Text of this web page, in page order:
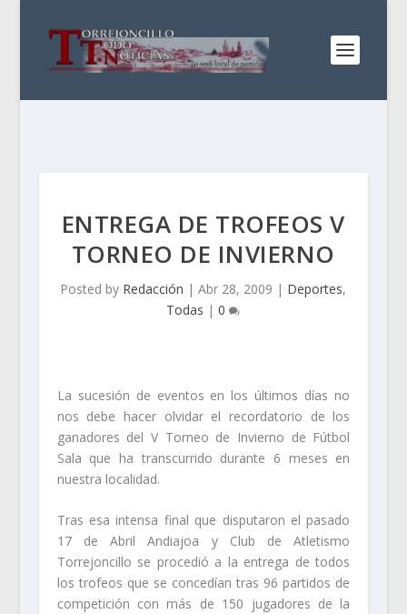
ENTREGA DE TROFEOS V
TORNEO DE INVIERNO
Posted by Redacción |Abr 28, 2009 | Deportes,
Todas |0
La sucesión de eventos en los últimos días no
nos debe hacer olvidar el recordatorio de los
ganadores del V Torneo de Invierno de Fútbol
Sala que ha transcurrido durante 6 meses en
nuestra localidad.
Tras esa intensa final que disputaron el pasado
17 de Abril Andiajoa y Club de Atletismo
Torrejoncillo se procedió a la entrega de todos
los trofeos que se concedían tras 96 partidos de
competición con más de 150 jugadores de la